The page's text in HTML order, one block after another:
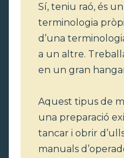
Sí, teniu raó, és
terminologia
d’una
a un altre.
en un gran
Aquest tipus de
una preparació
tancar i obrir
manuals